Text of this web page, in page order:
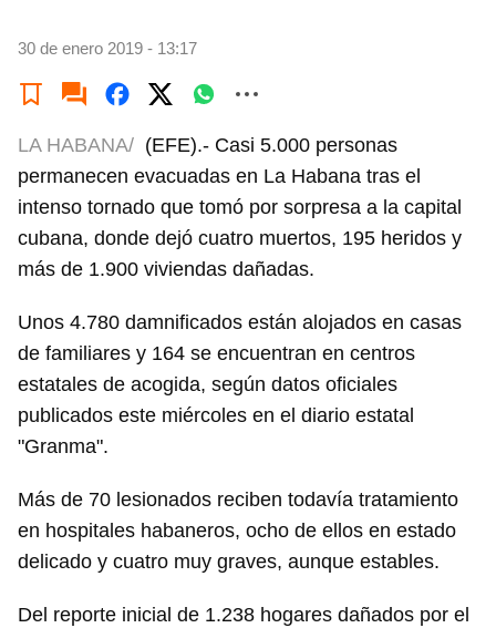
30 de enero 2019 - 13:17
LA HABANA/ (EFE).- Casi 5.000 personas
permanecen evacuadas en La Habana tras el
intenso tornado que tomó por sorpresa a la capital
cubana, donde dejó cuatro muertos, 195 heridos y
más de 1.900 viviendas dañadas.
Unos 4.780 damnificados están alojados en casas
de familiares y 164 se encuentran en centros
estatales de acogida, según datos oficiales
publicados este miércoles en el diario estatal
"Granma".
Más de 70 lesionados reciben todavía tratamiento
en hospitales habaneros, ocho de ellos en estado
delicado y cuatro muy graves, aunque estables.
Del reporte inicial de 1.238 hogares dañados por el